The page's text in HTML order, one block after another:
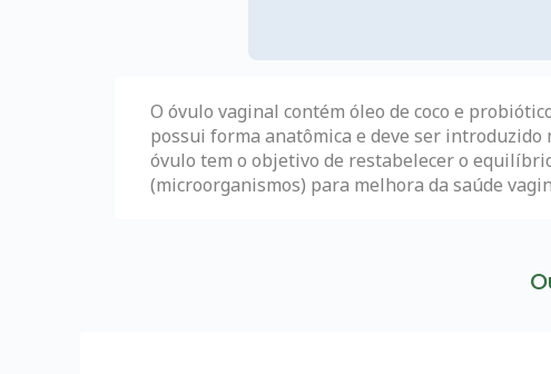
O óvulo vaginal contém óleo de coco e
possui forma anatômica e deve ser introduzido
óvulo tem o objetivo de restabelecer o
(microorganismos) para melhora da saúde